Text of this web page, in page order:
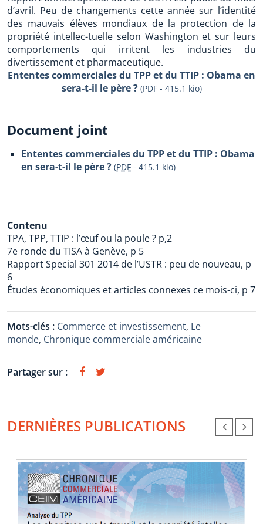
d’avril. Peu de changements cette année sur l’identité
des mauvais élèves mondiaux de la protection de la
propriété intellec-tuelle selon Washington et sur leurs
comportements qui irritent les industries du
divertissement et pharmaceutique.
Ententes commerciales du TPP et du TTIP : Obama en
sera-t-il le père ? (PDF - 415.1 kio)
Document joint
Ententes commerciales du TPP et du TTIP : Obama
en sera-t-il le père ? (PDF - 415.1 kio)
Contenu
TPA, TPP, TTIP : l’œuf ou la poule ? p,2
7e ronde du TISA à Genève, p 5
Rapport Special 301 2014 de l’USTR : peu de nouveau, p
6
Études économiques et articles connexes ce mois-ci, p 7
Mots-clés : Commerce et investissement, Le
monde, Chronique commerciale américaine
Partager sur :
DERNIÈRES PUBLICATIONS